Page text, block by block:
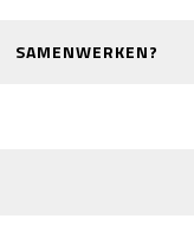
SAMENWERKEN?